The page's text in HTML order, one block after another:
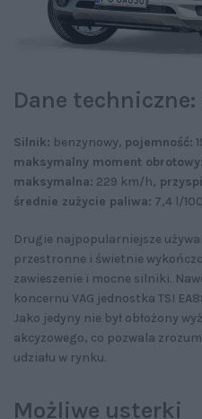
Dane techniczne:
Silnik: benzynowy, pojemność:
maksymalny moment obrotowy:
maksymalna: 229 km/h,
średnie zużycie paliwa: 7,4 l/
Drugie najpopularniejsze
przestronne i świetnie
zawieszenie i mocne silniki.
koncernu VAG jednostka TSI
Jako jedyny nie był obłożony
akcyzowego, co pozwala
udziału w rynku.
Możliwe usterki